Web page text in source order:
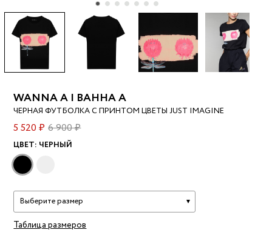
WANNA A | ВАННА А
ЧЕРНАЯ ФУТБОЛКА C ПРИНТОМ ЦВЕТЫ JUST IMAGINE
5 520 ₽ 6 900 ₽
ЦВЕТ: ЧЕРНЫЙ
Выберите размер
Таблица размеров